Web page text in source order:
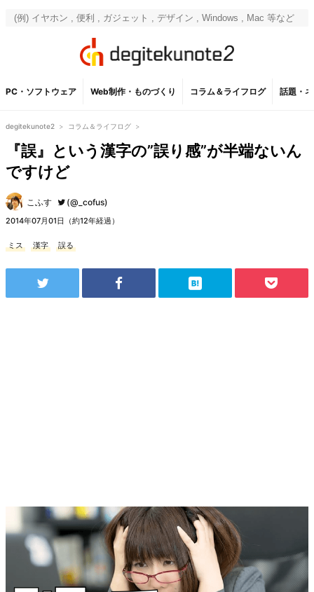
PC・ソフトウェア Web制作・ものづくり コラム＆ライフログ 話題・
degitekunote2 > コラム＆ライフログ >
『誤』という漢字の”誤り感”が半端ないん
ですけど
こふす (@_cofus)
2014年07月01日（約12年経過）
ミス 漢字 誤る